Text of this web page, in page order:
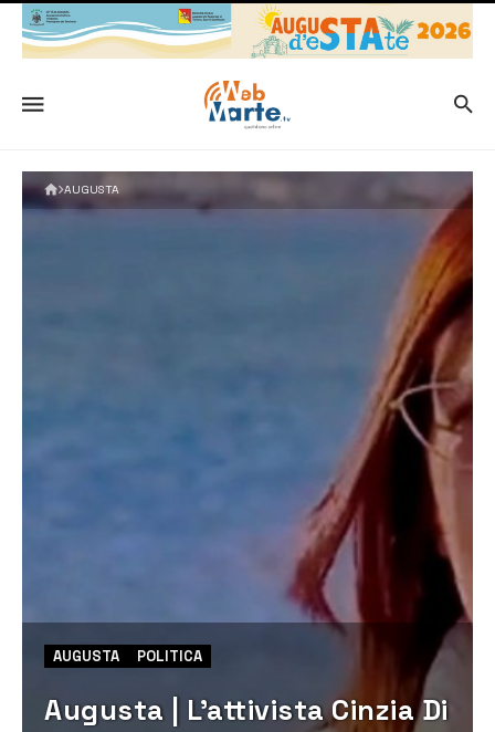
AUGUSTA
AUGUSTA POLITICA
Augusta | L’attivista Cinzia Di